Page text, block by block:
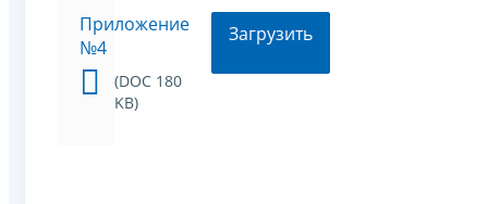
Приложение
№4
(DOC 180
KB)
Загрузить